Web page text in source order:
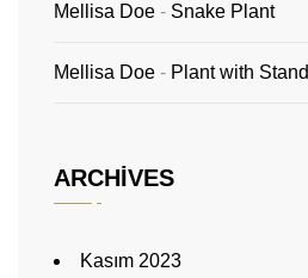
Mellisa Doe - Snake Plant
Mellisa Doe - Plant with Stand
ARCHIVES
Kasım 2023